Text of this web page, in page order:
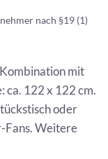
nach §19 (1)
mit
ca. 122 x 122 cm.
oder
Fans. Weitere